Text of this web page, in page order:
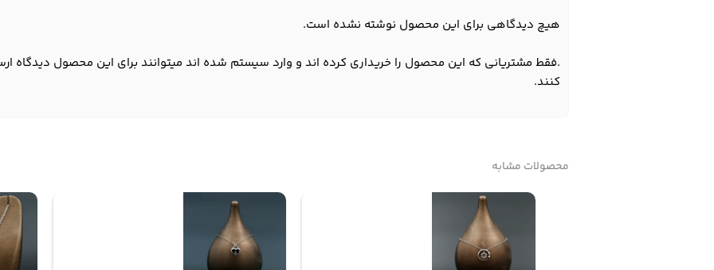
هیچ دیدگاهی برای این محصول نوشته نشده است.
.فقط مشتریانی که این محصول را خریداری کرده اند و وارد سیستم شده اند میتوانند برای این محصول دیدگاه
کنند.
محصولات مشابه